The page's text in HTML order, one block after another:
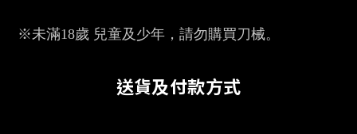
※未滿18歲 兒童及少年，請勿購買刀械。
送貨及付款方式